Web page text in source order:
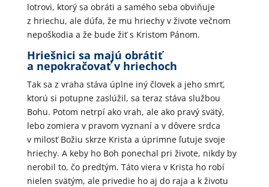
lotrovi, ktorý sa obráti a samého seba obviňuje
z hriechu, ale dúfa, že mu hriechy v živote večnom
nepoškodia a že bude žiť s Kristom Pánom.
Hriešnici sa majú obrátiť
a nepokračovať v hriechoch
Tak sa z vraha stáva úplne iný človek a jeho smrť,
ktorú si potupne zaslúžil, sa teraz stáva službou
Bohu. Potom netrpí ako vrah, ale ako pravý svätý,
lebo zomiera v pravom vyznaní a v dôvere srdca
v milosť Božiu skrze Krista a úprimne ľutuje svoje
hriechy. A keby ho Boh ponechal pri živote, nikdy by
nerobil to, čo predtým. Táto viera v Krista ho robí
nielen svätým, ale privedie ho aj do raja a k životu